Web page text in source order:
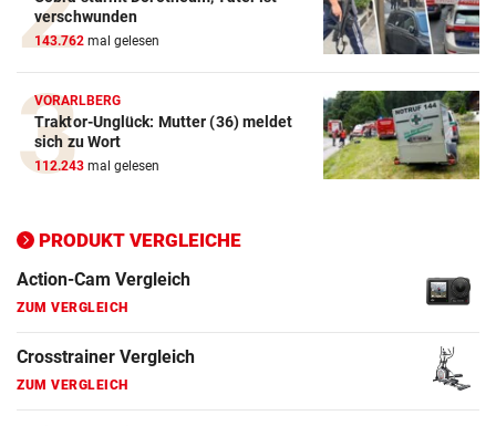
verschwunden
143.762 mal gelesen
VORARLBERG
Traktor-Unglück: Mutter (36) meldet
sich zu Wort
112.243 mal gelesen
PRODUKT VERGLEICHE
Action-Cam Vergleich
ZUM VERGLEICH
Crosstrainer Vergleich
E-Bike Vergleich
ZUM VERGLEICH
Elektro-Scooter Vergleich
ZUM VERGLEICH
Ergometer Vergleich